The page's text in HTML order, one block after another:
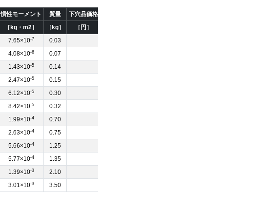
慣性モーメント 質量
下穴品価格
［kg・m2］ ［kg］
［円］
7.65×10-7
0.03
4.08×10-6
0.07
1.43×10-5
0.14
2.47×10-5
0.15
6.12×10-5
0.30
8.42×10-5
0.32
1.99×10-4
0.70
2.63×10-4
0.75
5.66×10-4
1.25
5.77×10-4
1.35
1.39×10-3
2.10
3.01×10-3 3.50